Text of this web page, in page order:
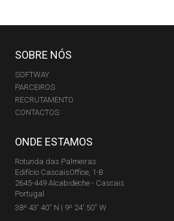
SOBRE NÓS
SOFTWAY
PARCEIROS
RECRUTAMENTO
CONTACTOS
ONDE ESTAMOS
Rotunda das Palmeiras
Edifício CascaisOffice, 1-B
2645-449 Alcabideche - Cascais
Portugal
38º 43' 40'' N | 9º 24' 50'' W